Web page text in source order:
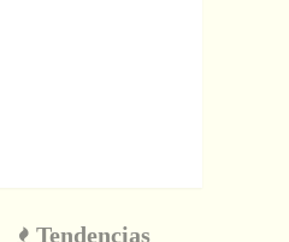
Tendencias